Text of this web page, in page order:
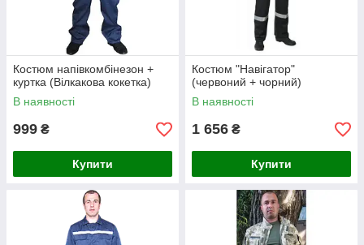
Костюм напівкомбінезон +
куртка (Вілкакова кокетка)
В наявності
999 ₴
Купити
Костюм "Навігатор"
(червоний + чорний)
В наявності
1 656 ₴
Купити